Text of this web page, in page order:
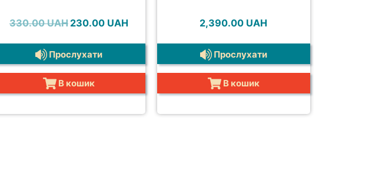
330.00UAH Оригінальна
230.00 UAHПоточна
Прослухати
В кошик
2,390.00 UAH
Прослухати
В кошик